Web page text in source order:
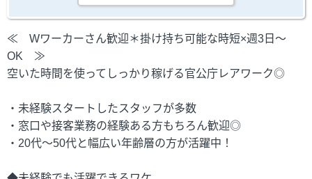
≪ Wワーカーさん歓迎＊掛け持ち可能な時短×週3日～
OK ≫
空いた時間を使ってしっかり稼げる官公庁レアワーク◎
・未経験スタートしたスタッフが多数
・窓口や接客業務の経験ある方もちろん歓迎◎
・20代～50代と幅広い年齢層の方が活躍中！